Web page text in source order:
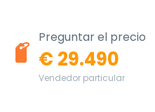
Preguntar el precio
€ 29.490
Vendedor particular